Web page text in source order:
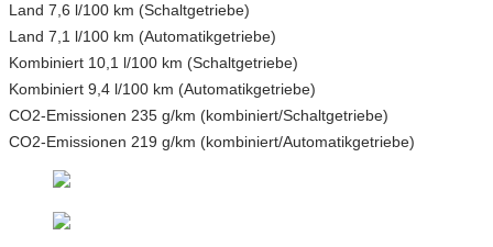
Land 7,6 l/100 km (Schaltgetriebe)
Land 7,1 l/100 km (Automatikgetriebe)
Kombiniert 10,1 l/100 km (Schaltgetriebe)
Kombiniert 9,4 l/100 km (Automatikgetriebe)
CO2-Emissionen 235 g/km (kombiniert/Schaltgetriebe)
CO2-Emissionen 219 g/km (kombiniert/Automatikgetriebe)